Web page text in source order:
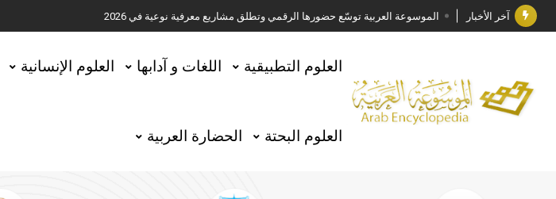
آخر الأخبار الموسوعة العربية توسّع حضورها الرقمي وتطلق مشاريع معرفية نوعية في 2026
جائزة مجمع الملك سلمان العالمي للغة العربية 2025
الأستاذ إياد خالد الطباع مدير عام لهيئة الموسوعة العربية
السيد محمد ياسين صالح وزيرا للثقافة
العلوم التطبيقية اللغات و آدابها العلوم الإنسانية
العلوم البحتة الحضارة العربية